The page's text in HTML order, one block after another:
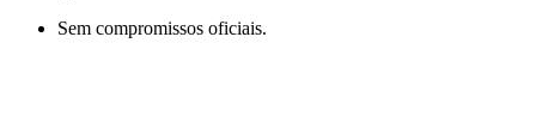
Sem compromissos oficiais.